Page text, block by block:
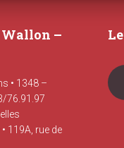
Wallon –
• 1348 –
76.91.97
119A, rue de